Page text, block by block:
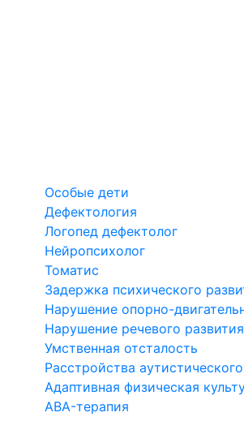
Особые дети
Дефектология
Логопед дефектолог
Нейропсихолог
Томатис
Задержка психического
Нарушение опорно-
Нарушение речевого развития
Умственная отсталость
Расстройства
Адаптивная физическая
ABA-терапия